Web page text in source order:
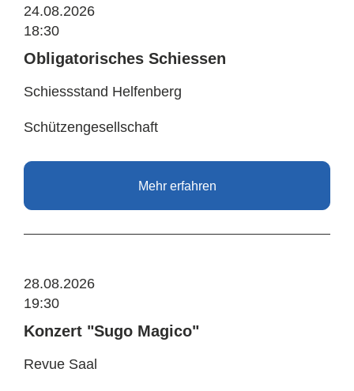
24.08.2026
18:30
Obligatorisches Schiessen
Schiessstand Helfenberg
Schützengesellschaft
Mehr erfahren
28.08.2026
19:30
Konzert "Sugo Magico"
Revue Saal